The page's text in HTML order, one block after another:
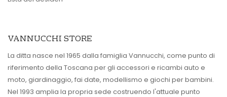
VANNUCCHI STORE
La ditta nasce nel 1965 dalla famiglia Vannucchi, come punto di
riferimento della Toscana per gli accessori e ricambi auto e
moto, giardinaggio, fai date, modellismo e giochi per bambini.
Nel 1993 amplia la propria sede costruendo l'attuale punto